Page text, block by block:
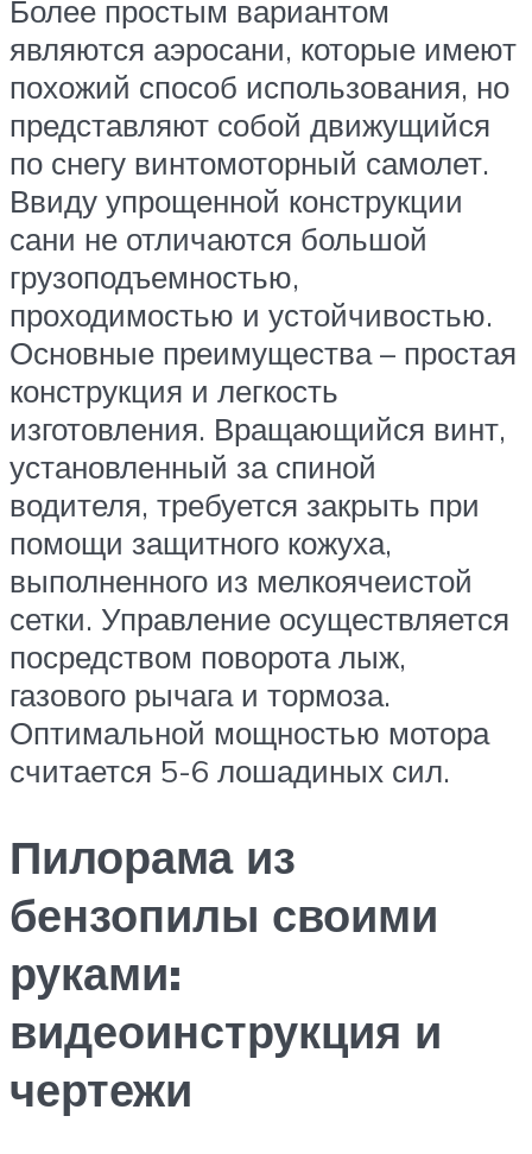
Более простым вариантом
являются аэросани, которые имеют
похожий способ использования, но
представляют собой движущийся
по снегу винтомоторный самолет.
Ввиду упрощенной конструкции
сани не отличаются большой
грузоподъемностью,
проходимостью и устойчивостью.
Основные преимущества – простая
конструкция и легкость
изготовления. Вращающийся винт,
установленный за спиной
водителя, требуется закрыть при
помощи защитного кожуха,
выполненного из мелкоячеистой
сетки. Управление осуществляется
посредством поворота лыж,
газового рычага и тормоза.
Оптимальной мощностью мотора
считается 5-6 лошадиных сил.
Пилорама из
бензопилы своими
руками:
видеоинструкция и
чертежи